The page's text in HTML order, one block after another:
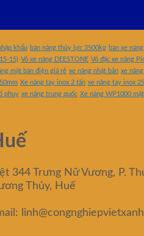
khẩu bàn nâng thủy lực 3500kg bán xe
15) Vỏ xe nâng DEESTONE Vỏ đặc xe nâng
mặt bàn điện giá rẻ xe nâng nhật bản xe
Xe nâng tay inox 2 tấn xe nâng tay inox
phuy xe nâng trung quốc Xe nâng WP1000
344 Trưng Nữ Vương, P.
Thủy, Huế